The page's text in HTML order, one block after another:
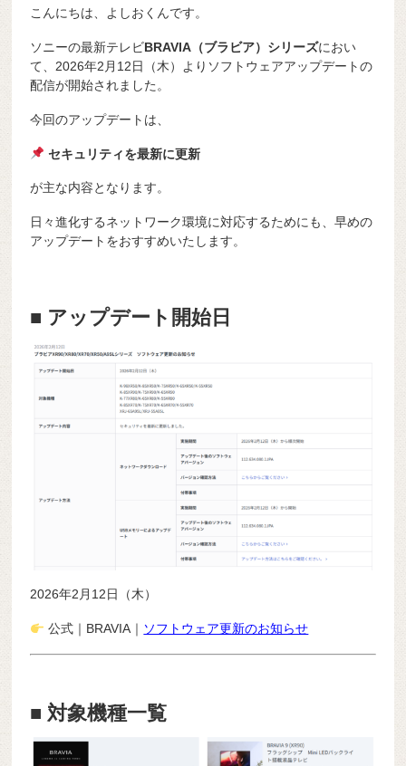
こんにちは、よしおくんです。
ソニーの最新テレビBRAVIA（ブラビア）シリーズにおい
て、2026年2月12日（木）よりソフトウェアアップデートの
配信が開始されました。
今回のアップデートは、
セキュリティを最新に更新
が主な内容となります。
日々進化するネットワーク環境に対応するためにも、早めの
アップデートをおすすめいたします。
■ アップデート開始日
2026年2月12日（木）
公式｜BRAVIA｜ ソフトウェア更新のお知らせ
■ 対象機種一覧